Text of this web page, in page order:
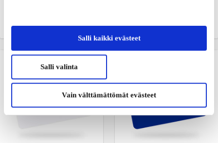
Salli kaikki evästeet
Salli valinta
Vain välttämättömät evästeet
Alkaen 20 € Alkaen 10 €